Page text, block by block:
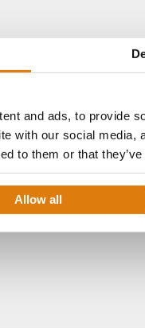
and ads, to provide
with our social
to them or that
Allow all
sollte ein Video
werden. Bitte
Aktuelle